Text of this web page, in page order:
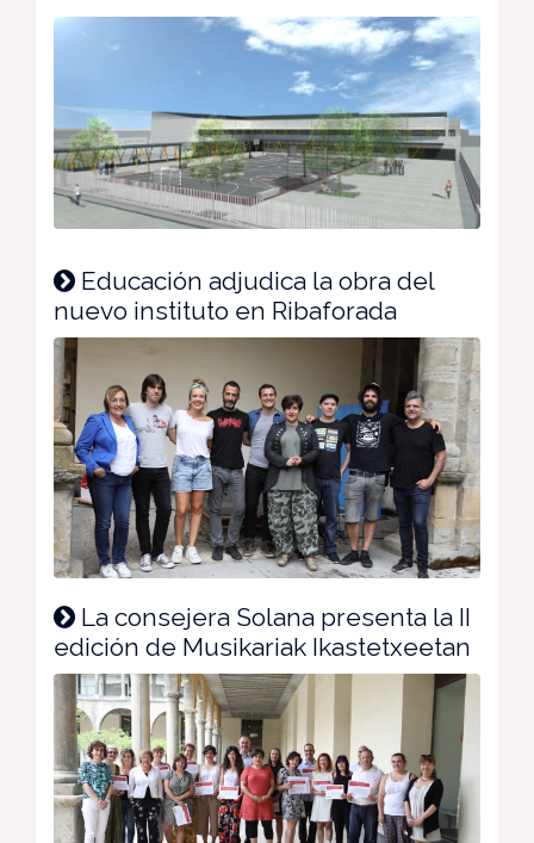
Educación adjudica la obra del
nuevo instituto en Ribaforada
La consejera Solana presenta la II
edición de Musikariak Ikastetxeetan